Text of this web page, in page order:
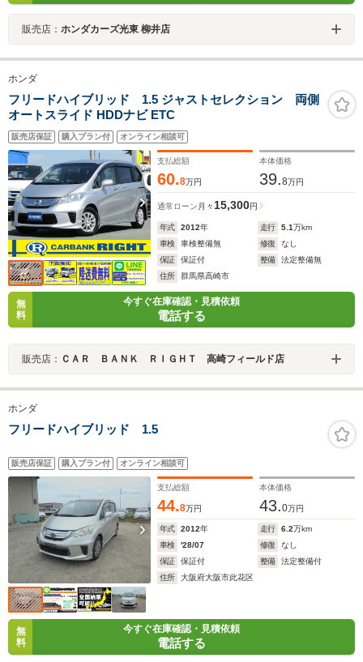
販売店： ホンダカーズ光東 柳井店
ホンダ
フリードハイブリッド 1.5 ジャストセレクション 両側
オートスライド HDDナビ ETC
販売店保証 購入プラン付 オンライン相談可
支払総額
60.8万円
本体価格
39.8万円
通常ローン 月々 15,300円
年式 2012年 走行 5.1万km
車検
車検整備無 修復
なし
保証
保証付 整備
法定整備無
住所
群馬県高崎市
無
料
今すぐ在庫確認・見積依頼
電話する
販売店： ＣＡＲ ＢＡＮＫ ＲＩＧＨＴ 高崎フィールド店
ホンダ
フリードハイブリッド 1.5
販売店保証 購入プラン付 オンライン相談可
支払総額
44.8万円
本体価格
43.0万円
年式 2012年 走行 6.2万km
車検
'28/07 修復
なし
保証
保証付 整備
法定整備付
住所
大阪府大阪市此花区
無
料
今すぐ在庫確認・見積依頼
電話する